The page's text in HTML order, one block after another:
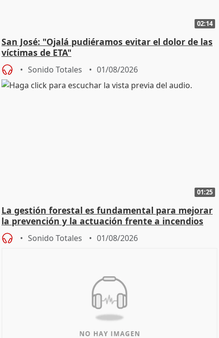
02:14
San José: "Ojalá pudiéramos evitar el dolor de las
víctimas de ETA"
Sonido Totales 01/08/2026
01:25
La gestión forestal es fundamental para mejorar
la prevención y la actuación frente a incendios
Sonido Totales 01/08/2026